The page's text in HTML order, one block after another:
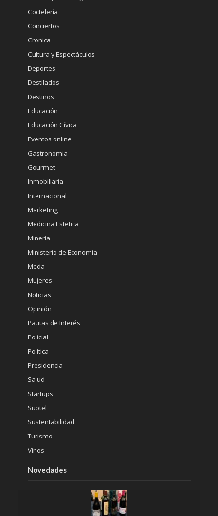
Coctelería
Conciertos
Cronica
Cultura y Espectáculos
Deportes
Destilados
Destinos
Educación
Educación Cívica
Eventos online
Gastronomia
Gourmet
Inmobiliaria
Internacional
Marketing
Medicina Estetica
Minería
Ministerio de Economia
Moda
Mujeres
Noticias
Opinión
Pautas de Interés
Policial
Política
Presidencia
Salud
Startups
Subtel
Sustentabilidad
Turismo
Vinos
Novedades